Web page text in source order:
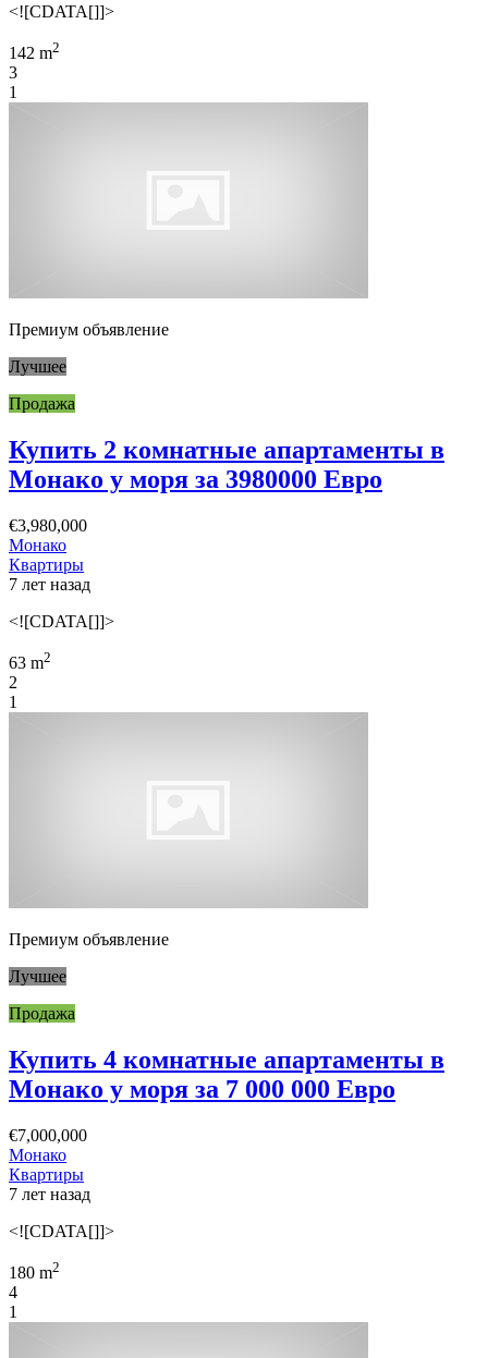
<![CDATA[]]>
142 m2
3
1
Премиум объявление
Лучшее
Продажа
Купить 2 комнатные апартаменты в
Монако у моря за 3980000 Евро
€3,980,000
Монако
Квартиры
7 лет назад
<![CDATA[]]>
63 m2
2
1
Премиум объявление
Лучшее
Продажа
Купить 4 комнатные апартаменты в
Монако у моря за 7 000 000 Евро
€7,000,000
Монако
Квартиры
7 лет назад
<![CDATA[]]>
180 m2
4
1